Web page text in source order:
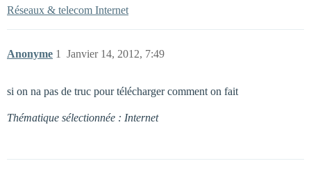
Réseaux & telecom Internet
Anonyme Janvier 14, 2012, 7:49
1
si on na pas de truc pour télécharger comment on fait
Thématique sélectionnée : Internet